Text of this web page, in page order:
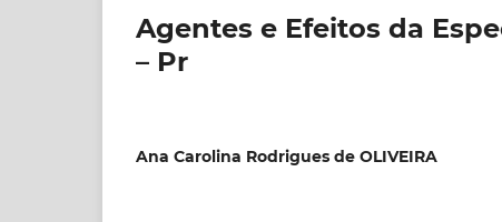
Agentes e Efeitos da
– Pr
Ana Carolina Rodrigues de OLIVEIRA